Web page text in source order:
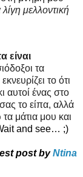
μελλοντική
είναι
τα
το ότι
αυτοί ένας στο
το είπα, αλλά
μάτια μου και
and see… ;)
post byNtina